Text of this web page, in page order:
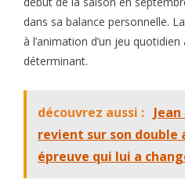
dans sa balance personnelle.
à l’animation d’un jeu
déterminant.
découvrez aussi :
revient sur son double
épreuve qui lui a